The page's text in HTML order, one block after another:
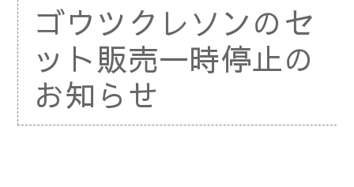
ゴウツクレソンのセ
ット販売一時停止の
お知らせ